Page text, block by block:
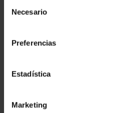
Necesario
Preferencias
Estadística
Marketing
(1 fibra) OM1. La sección del
revestimiento son de sección
apretada (tight buffer) de color
3.0 mm. Cable libre de
Longitud: 1000m.